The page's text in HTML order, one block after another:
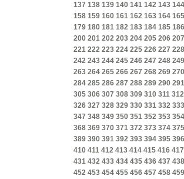
137 138 139 140 141 142 143 144
158 159 160 161 162 163 164 165
179 180 181 182 183 184 185 186
200 201 202 203 204 205 206 207
221 222 223 224 225 226 227 228
242 243 244 245 246 247 248 249
263 264 265 266 267 268 269 270
284 285 286 287 288 289 290 291
305 306 307 308 309 310 311 312
326 327 328 329 330 331 332 333
347 348 349 350 351 352 353 354
368 369 370 371 372 373 374 375
389 390 391 392 393 394 395 396
410 411 412 413 414 415 416 417
431 432 433 434 435 436 437 438
452 453 454 455 456 457 458 459